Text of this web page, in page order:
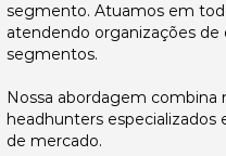
segmento. Atuamos em
atendendo organizações
segmentos.
Nossa abordagem combina
headhunters
de mercado.